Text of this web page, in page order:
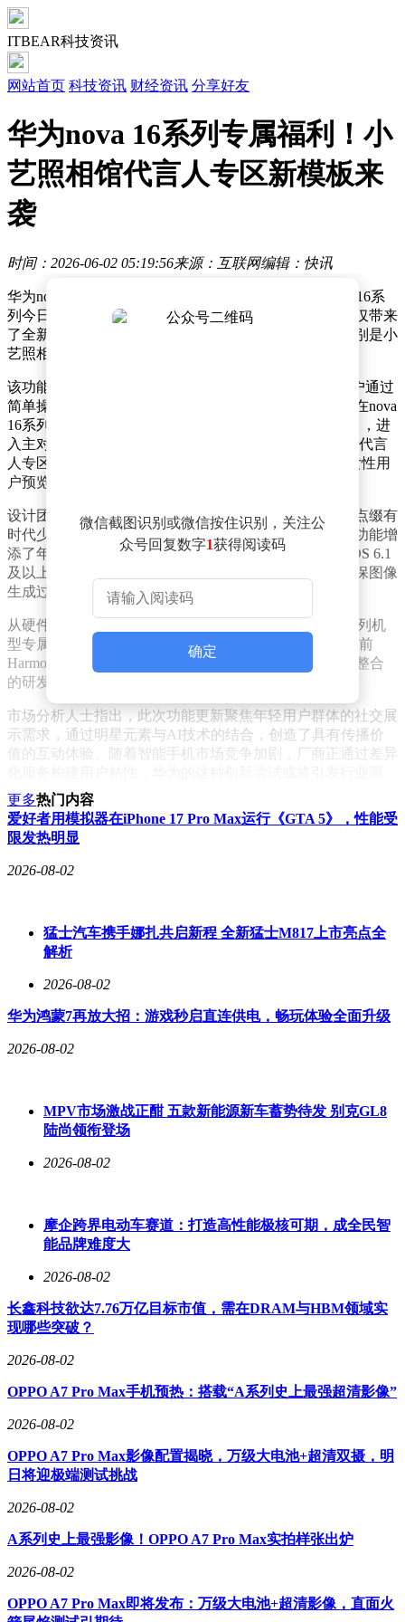
ITBEAR科技资讯
网站首页 科技资讯 财经资讯 分享好友
华为nova 16系列专属福利！小
艺照相馆代言人专区新模板来
袭
时间：2026-06-02 05:19:56来源：互联网编辑：快讯
华为nova系列迎来重要里程碑，其十周年纪念机型nova 16系
列今日正式亮相市场，起售价定为2699元。此次发布不仅带来
了全新硬件配置，更在软件功能层面实现创新突破，特别是小
艺照相馆代言人专区新增的两大特色模板引发关注。
该功能专区新增"拍立得"与"播放器"两类创意模板，用户通过
简单操作即可生成个性化打卡照片。具体使用流程为：在nova
16系列机型上打开小艺App（需11.3.12.300版本及以上），进
入主对话界面后点击底部工具栏的"照相馆"按钮，选择"代言
人专区"标签即可体验。系统内置的AI模特功能可帮助女性用
户预览写真生成效果，为实际拍摄提供参考。
设计团队在模板开发中融入独特艺术元素，每张模板均点缀有
时代少年团成员手绘的线条图案，这种跨界合作模式为功能增
添了年轻化特质。技术实现方面，该功能依托HarmonyOS 6.1
及以上系统版本运行，要求设备保持网络连接状态，确保图像
生成过程的流畅性。
从硬件适配性来看，小艺照相馆代言人专区为nova 16系列机
型专属功能。用户可通过系统设置-关于本机路径查看当前
HarmonyOS版本，确保满足运行要求。这种软硬件深度整合
的研发思路，体现了华为在生态建设方面的持续投入。
市场分析人士指出，此次功能更新聚焦年轻用户群体的社交展
示需求，通过明星元素与AI技术的结合，创造了具有传播价
值的互动体验。随着智能手机市场竞争加剧，厂商正通过差异
进。
微信截图识别或微信按住识别，关注公
众号回复数字1获得阅读码
确定
更多热门内容
爱好者用模拟器在iPhone 17 Pro Max运行《GTA 5》，性能受
限发热明显
2026-08-02
猛士汽车携手娜扎共启新程 全新猛士M817上市亮点全
解析
2026-08-02
华为鸿蒙7再放大招：游戏秒启直连供电，畅玩体验全面升级
2026-08-02
MPV市场激战正酣 五款新能源新车蓄势待发 别克GL8
陆尚领衔登场
2026-08-02
摩企跨界电动车赛道：打造高性能极核可期，成全民智
能品牌难度大
2026-08-02
长鑫科技欲达7.76万亿目标市值，需在DRAM与HBM领域实
现哪些突破？
2026-08-02
OPPO A7 Pro Max手机预热：搭载“A系列史上最强超清影像”
2026-08-02
OPPO A7 Pro Max影像配置揭晓，万级大电池+超清双摄，明
日将迎极端测试挑战
2026-08-02
A系列史上最强影像！OPPO A7 Pro Max实拍样张出炉
2026-08-02
OPPO A7 Pro Max即将发布：万级大电池+超清影像，直面火